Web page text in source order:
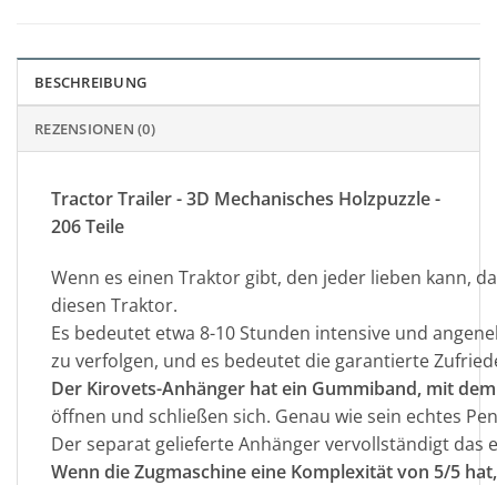
BESCHREIBUNG
REZENSIONEN (0)
Tractor Trailer - 3D Mechanisches Holzpuzzle -
206 Teile
Wenn es einen Traktor gibt, den jeder lieben kann,
diesen Traktor.
Es bedeutet etwa 8-10 Stunden intensive und
zu verfolgen, und es bedeutet die garantierte
Der Kirovets-Anhänger hat ein Gummiband, mit
öffnen und schließen sich. Genau wie sein echtes
Der separat gelieferte Anhänger vervollständigt das
Wenn die Zugmaschine eine Komplexität von 5/5